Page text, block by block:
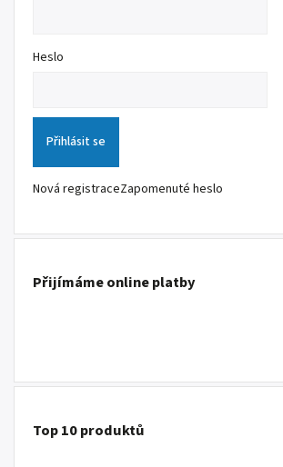
Heslo
Přihlásit se
Nová registraceZapomenuté heslo
Přijímáme online platby
Top 10 produktů